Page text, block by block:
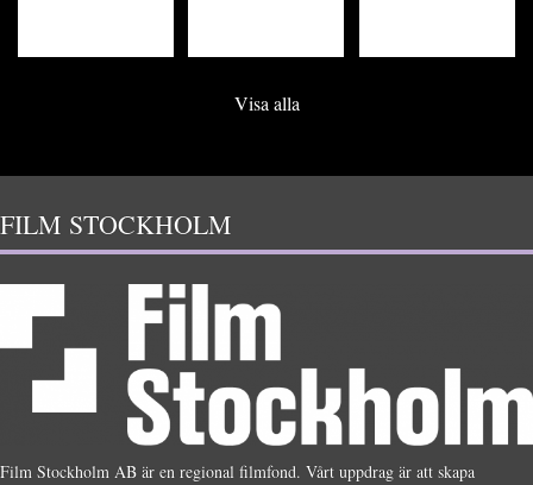
Visa alla
FILM STOCKHOLM
Film Stockholm AB är en regional filmfond. Vårt uppdrag är att skapa